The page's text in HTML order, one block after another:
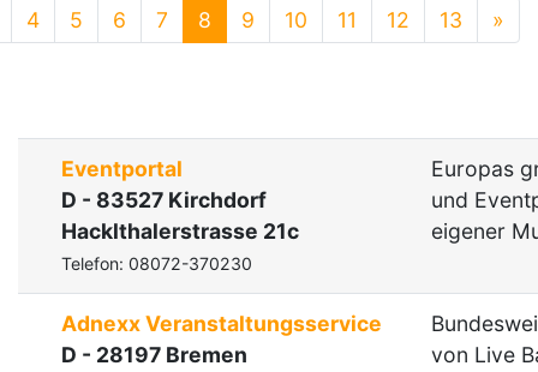
4 5 6 7 8 9 10 11 12 13 »
Eventportal
D - 83527 Kirchdorf
Hacklthalerstrasse 21c
Telefon: 08072-370230
Europas
und
eigener
Adnexx Veranstaltungsservice
D - 28197 Bremen
von Live